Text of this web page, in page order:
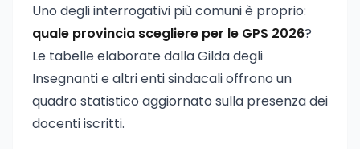
Uno degli interrogativi più comuni è proprio:
quale provincia scegliere per le GPS 2026?
Le tabelle elaborate dalla Gilda degli
Insegnanti e altri enti sindacali offrono un
quadro statistico aggiornato sulla presenza dei
docenti iscritti.